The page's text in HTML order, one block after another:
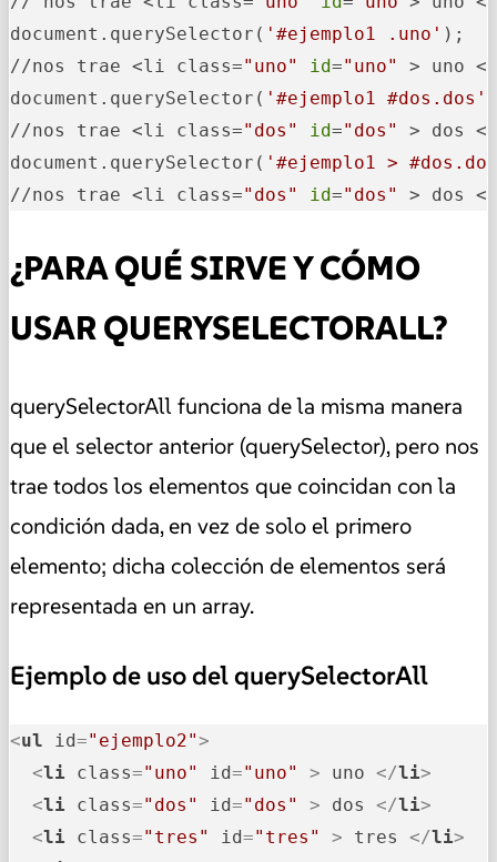
document.querySelector( '#ejemplo1 .uno' );
//nos trae <li class="uno" id="uno"
> uno
document.querySelector( '#ejemplo1 #dos.dos'
//nos trae <li class="dos" id="dos"
> dos
document.querySelector( '#ejemplo1 >
//nos trae <li class="dos" id="dos" > dos
¿PARA QUÉ SIRVE Y CÓMO
USAR QUERYSELECTORALL?
querySelectorAll funciona de la misma manera
que el selector anterior (querySelector), pero nos
trae todos los elementos que coincidan con la
condición dada, en vez de solo el primero
elemento; dicha colección de elementos será
representada en un array.
Ejemplo de uso del querySelectorAll
<ul id="ejemplo2">
<li class="uno" id="uno" > uno </li>
<li class="dos" id="dos" > dos </li>
<li class="tres" id="tres" > tres </li>